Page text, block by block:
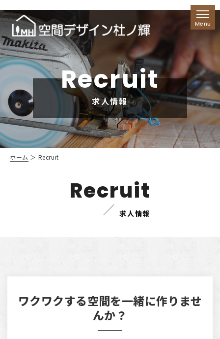
Recruit
求人情報
ホーム ＞ Recruit
Recruit
求人情報
ワクワクする空間を一緒に作りませ
んか？